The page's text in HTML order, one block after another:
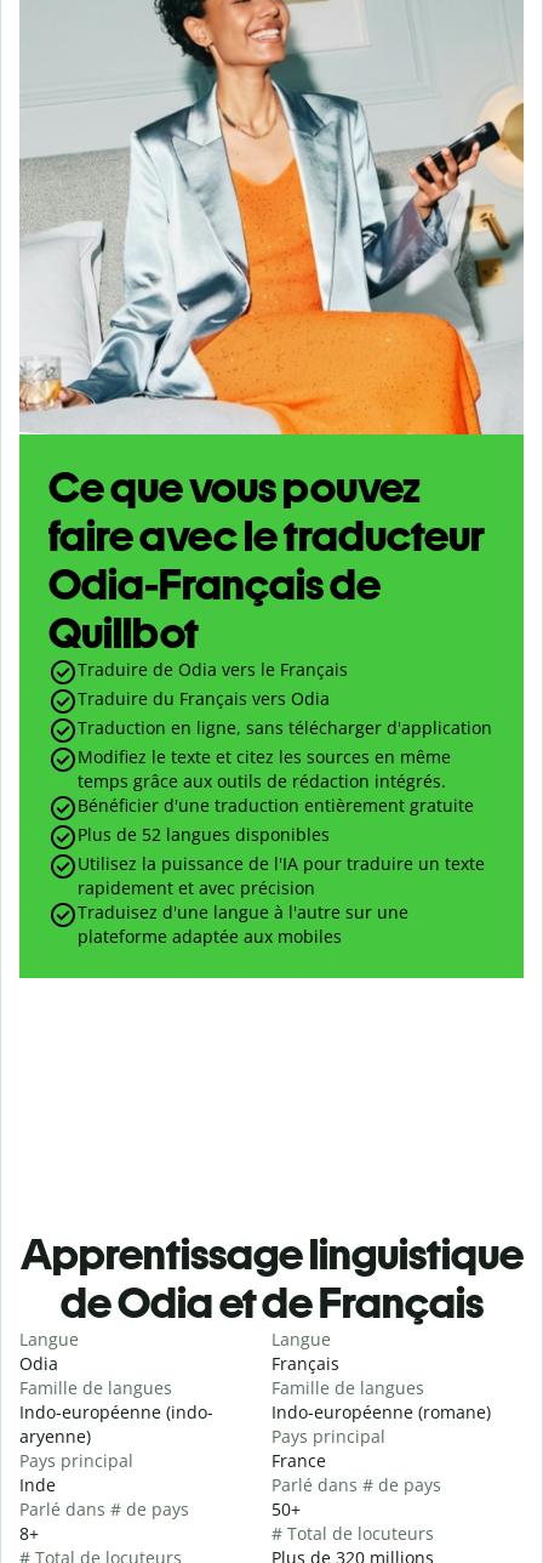
Ce que vous pouvez
faire avec le traducteur
Odia-Français de
Quillbot
Traduire de Odia vers le Français
Traduire du Français vers Odia
Traduction en ligne, sans télécharger d'application
Modifiez le texte et citez les sources en même
temps grâce aux outils de rédaction intégrés.
Bénéficier d'une traduction entièrement gratuite
Plus de 52 langues disponibles
Utilisez la puissance de l'IA pour traduire un texte
rapidement et avec précision
Traduisez d'une langue à l'autre sur une
plateforme adaptée aux mobiles
Apprentissage linguistique
de Odia et de Français
Langue
Odia
Famille de langues
Indo-européenne (indo-
aryenne)
Pays principal
Inde
Parlé dans # de pays
8+
# Total de locuteurs
Langue
Français
Famille de langues
Indo-européenne (romane)
Pays principal
France
Parlé dans # de pays
50+
# Total de locuteurs
Plus de 320 millions